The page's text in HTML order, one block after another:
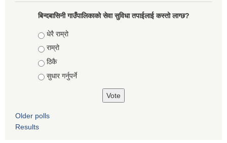
बिन्दबासिनी गाउँपालिकाको सेवा सुविधा तपाईलाई कस्तो लाग्छ?
Choices
धेरै राम्रो
राम्रो
ठिकै
सुधार गर्नुपर्ने
Older polls
Results